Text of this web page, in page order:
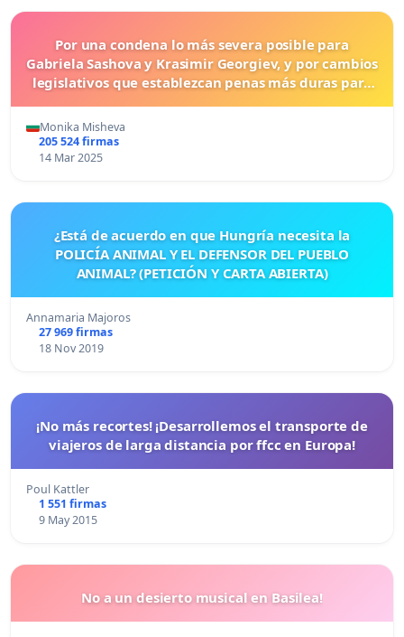
Por una condena lo más severa posible para
Gabriela Sashova y Krasimir Georgiev, y por cambios
legislativos que establezcan penas más duras para
Monika Misheva
205 524 firmas
14 Mar 2025
¿Está de acuerdo en que Hungría necesita la
POLICÍA ANIMAL Y EL DEFENSOR DEL PUEBLO
ANIMAL? (PETICIÓN Y CARTA ABIERTA)
Annamaria Majoros
27 969 firmas
18 Nov 2019
¡No más recortes! ¡Desarrollemos el transporte de
viajeros de larga distancia por ffcc en Europa!
Poul Kattler
1 551 firmas
9 May 2015
No a un desierto musical en Basilea!